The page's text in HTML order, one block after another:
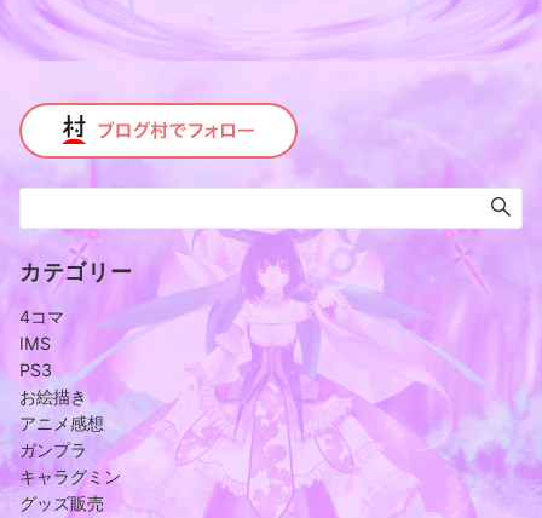
カテゴリー
4コマ
IMS
PS3
お絵描き
アニメ感想
ガンプラ
キャラグミン
グッズ販売